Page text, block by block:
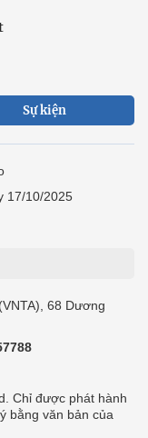
Sự kiện
17/10/2025
68 Dương
Chỉ được phát hành
bằng văn bản của